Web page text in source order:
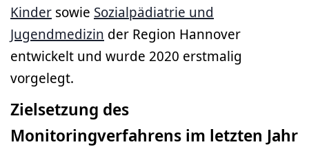
Kinder sowie Sozialpädiatrie und
Jugendmedizin der Region Hannover
entwickelt und wurde 2020 erstmalig
vorgelegt.
Zielsetzung des
Monitoringverfahrens im letzten Jahr